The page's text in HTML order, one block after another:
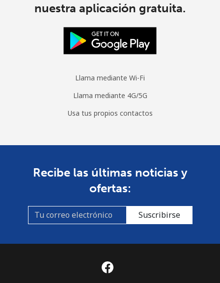
nuestra aplicación gratuita.
Llama mediante Wi-Fi
Llama mediante 4G/5G
Usa tus propios contactos
Recibe las últimas noticias y
ofertas:
Suscribirse